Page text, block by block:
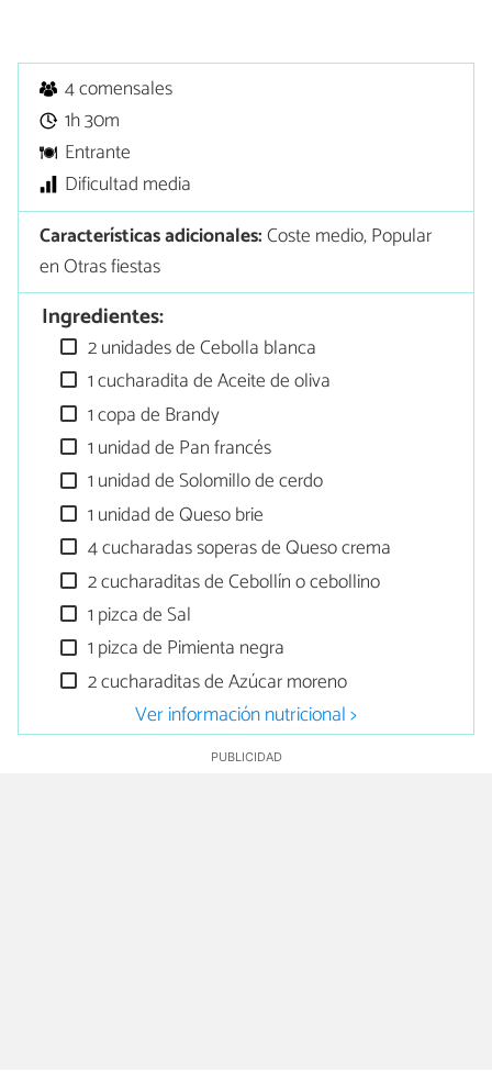
4 comensales
1h 30m
Entrante
Dificultad media
Características adicionales:Coste medio, Popular
en Otras fiestas
Ingredientes:
2 unidades de Cebolla blanca
1 cucharadita de Aceite de oliva
1 copa de Brandy
1 unidad de Pan francés
1 unidad de Solomillo de cerdo
1 unidad de Queso brie
4 cucharadas soperas de Queso crema
2 cucharaditas de Cebollín o cebollino
1 pizca de Sal
1 pizca de Pimienta negra
2 cucharaditas de Azúcar moreno
Ver información nutricional >